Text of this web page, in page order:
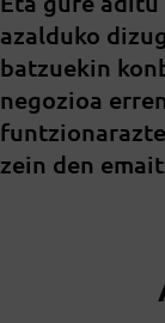
azalduko
batzuekin
negozioa
zein den